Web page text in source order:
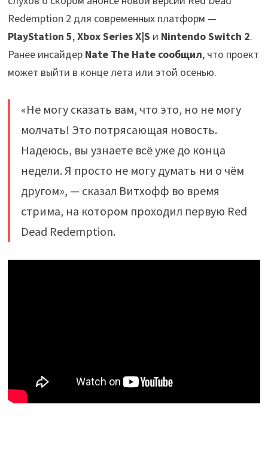
Redemption 2 для современных платформ —
PlayStation 5,Xbox Series X|S и Nintendo Switch 2.
Ранее инсайдер Nate The Hate сообщил, что проект
может выйти в конце лета или этой осенью.
«Не могу сказать вам, что это, но не могу
молчать! Это потрясающая новость.
Надеюсь, вы узнаете всё уже до конца
недели. Я просто не могу думать ни о чём
другом», — сказал Витхофф во время
стрима, на котором проходил первую Red
Dead Redemption.